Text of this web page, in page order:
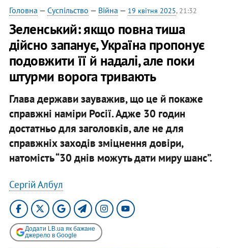
Головна — Суспільство — Війна — 19 квітня 2025, 21:32
Зеленський: якщо повна тиша
дійсно запанує, Україна пропонує
подовжити її й надалі, але поки
штурми ворога тривають
Глава держави зауважив, що це й покаже
справжні наміри Росії. Адже 30 годин
достатньо для заголовків, але не для
справжніх заходів зміцнення довіри,
натомість “30 днів можуть дати миру шанс”.
Сергій Албул
Додати LB.ua як бажане
джерело в Google